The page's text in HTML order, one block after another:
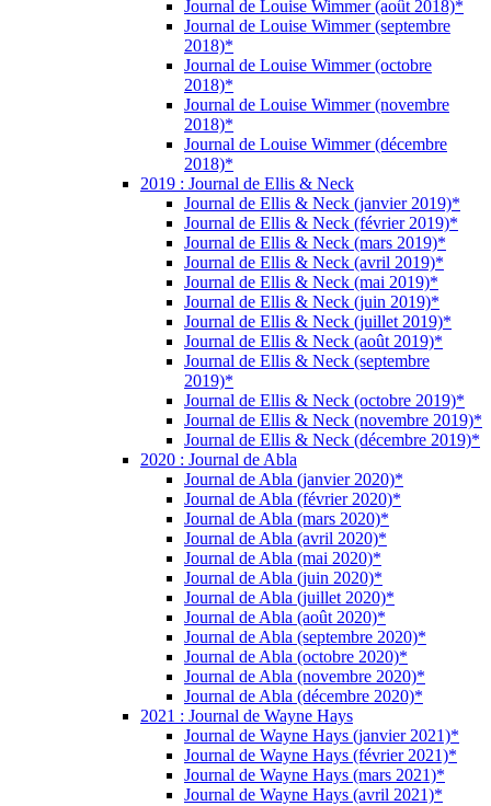
Journal de Louise Wimmer (août 2018)*
Journal de Louise Wimmer (septembre
2018)*
Journal de Louise Wimmer (octobre
2018)*
Journal de Louise Wimmer (novembre
2018)*
Journal de Louise Wimmer (décembre
2018)*
2019 : Journal de Ellis & Neck
Journal de Ellis & Neck (janvier 2019)*
Journal de Ellis & Neck (février 2019)*
Journal de Ellis & Neck (mars 2019)*
Journal de Ellis & Neck (avril 2019)*
Journal de Ellis & Neck (mai 2019)*
Journal de Ellis & Neck (juin 2019)*
Journal de Ellis & Neck (juillet 2019)*
Journal de Ellis & Neck (août 2019)*
Journal de Ellis & Neck (septembre
2019)*
Journal de Ellis & Neck (octobre 2019)*
Journal de Ellis & Neck (novembre 2019)*
Journal de Ellis & Neck (décembre 2019)*
2020 : Journal de Abla
Journal de Abla (janvier 2020)*
Journal de Abla (février 2020)*
Journal de Abla (mars 2020)*
Journal de Abla (avril 2020)*
Journal de Abla (mai 2020)*
Journal de Abla (juin 2020)*
Journal de Abla (juillet 2020)*
Journal de Abla (août 2020)*
Journal de Abla (septembre 2020)*
Journal de Abla (octobre 2020)*
Journal de Abla (novembre 2020)*
Journal de Abla (décembre 2020)*
2021 : Journal de Wayne Hays
Journal de Wayne Hays (janvier 2021)*
Journal de Wayne Hays (février 2021)*
Journal de Wayne Hays (mars 2021)*
Journal de Wayne Hays (avril 2021)*